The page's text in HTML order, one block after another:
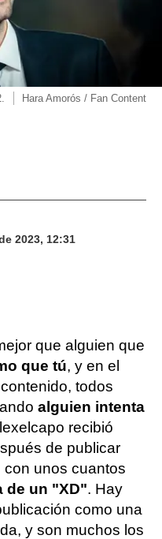
Hara Amorós / Fan Content
2023, 12:31
que alguien que
que tú, y en el
todos
alguien intenta
recibió
de publicar
con unos cuantos
de un "XD". Hay
como una
y son muchos los